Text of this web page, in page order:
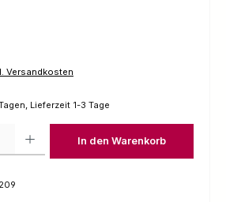
Versandkosten
Lieferzeit 1-3 Tage
In den Warenkorb